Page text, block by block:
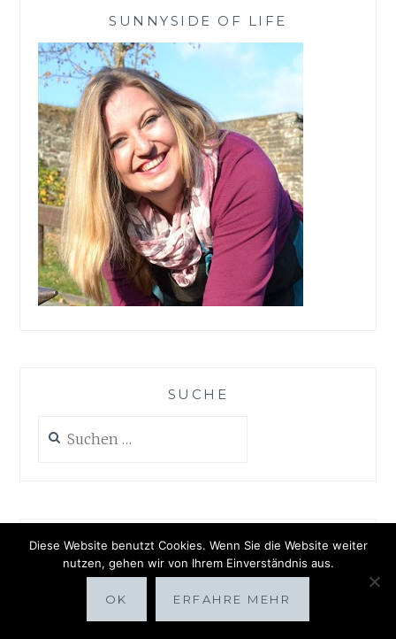
SUNNYSIDE OF LIFE
SUCHE
nach:
KATEGORIEN
Diese Website benutzt Cookies. Wenn Sie die Website weiter
nutzen, gehen wir von Ihrem Einverständnis aus.
OK ERFAHRE MEHR